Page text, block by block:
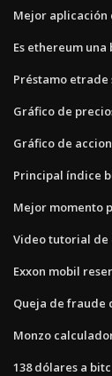
Mejor aplicación
Es ethereum
Préstamo etrade
Gráfico de
Gráfico de
Principal índice
Mejor momento
Video tutorial de
Exxon mobil
Queja de fraude
Monzo
138 dólares a